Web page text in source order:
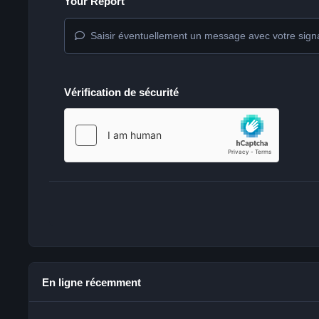
Saisir éventuellement un message avec votre
Vérification de sécurité
En ligne récemment